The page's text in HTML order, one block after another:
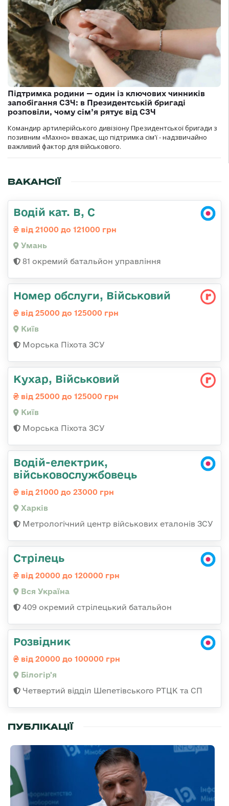
Підтримка родини — один із ключових чинників
запобігання СЗЧ: в Президентській бригаді
розповіли, чому сім’я рятує від СЗЧ
Командир артилерійського дивізіону Президентської бригади з
позивним «Махно» вважає, що підтримка сім'ї - надзвичайно
важливий фактор для військового.
ВАКАНСІЇ
Водій кат. В, С
від 21000 до 121000 грн
Умань
81 окремий батальйон управління
Номер обслуги, Військовий
від 25000 до 125000 грн
Київ
Морська Піхота ЗСУ
Кухар, Військовий
від 25000 до 125000 грн
Київ
Морська Піхота ЗСУ
Водій-електрик,
військовослужбовець
від 21000 до 23000 грн
Харків
Метрологічний центр військових еталонів ЗСУ
Стрілець
від 20000 до 120000 грн
Вся Україна
409 окремий стрілецький батальйон
Розвідник
від 20000 до 100000 грн
Білогір'я
Четвертий відділ Шепетівського РТЦК та СП
ПУБЛІКАЦІЇ